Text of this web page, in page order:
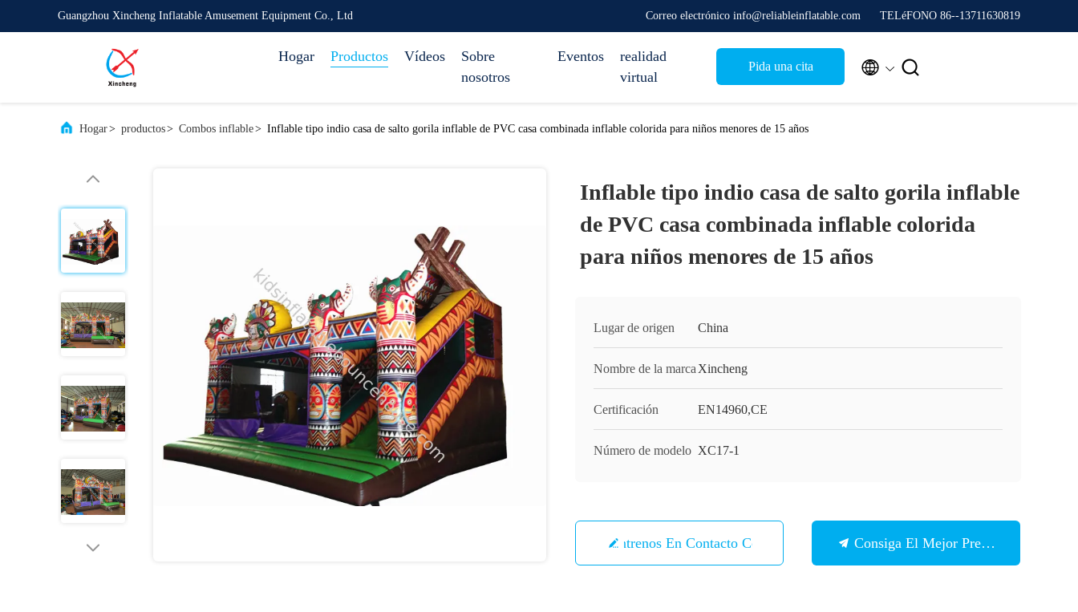
Guangzhou Xincheng Inflatable Amusement Equipment Co., Ltd Correo electrónico info@reliableinflatable.com TELéFONO 86--13711630819
Hogar Productos Vídeos
Sobre
nosotros
Eventos
realidad
virtual
Pida una cita  
Hogar> productos> Combos inflable> Inflable tipo indio casa de salto gorila inflable de PVC casa combinada inflable colorida para niños menores de 15 años
Inflable tipo indio casa de salto gorila inflable
de PVC casa combinada inflable colorida
para niños menores de 15 años
Lugar de origen China
Nombre de la marca Xincheng
Certificación EN14960,CE
Número de modelo XC17-1
Éntrenos En Contacto Con Consiga El Mejor Precio